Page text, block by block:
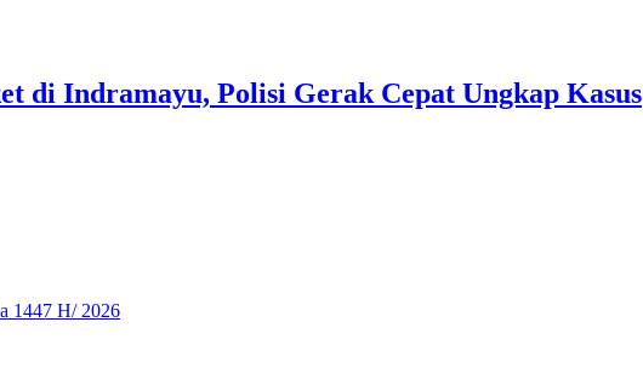
di Indramayu, Polisi Gerak Cepat Ungkap Kasus
1447 H/ 2026